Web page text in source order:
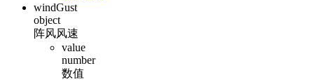
windGust
object
阵风风速
value
number
数值